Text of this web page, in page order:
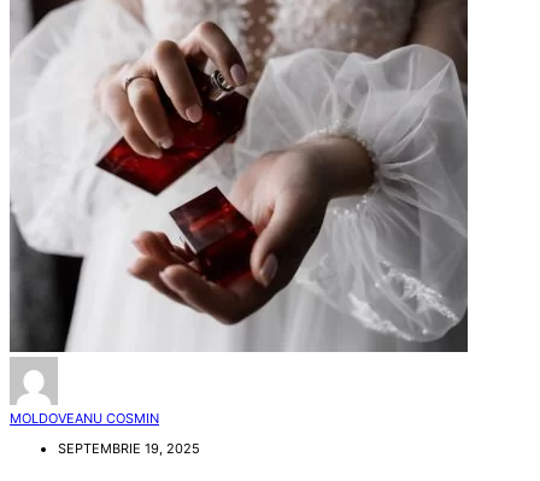
MOLDOVEANU COSMIN
SEPTEMBRIE 19, 2025